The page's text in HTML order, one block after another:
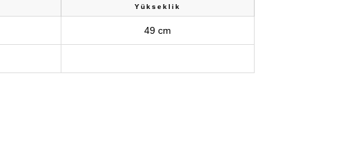
Yükseklik
49 cm